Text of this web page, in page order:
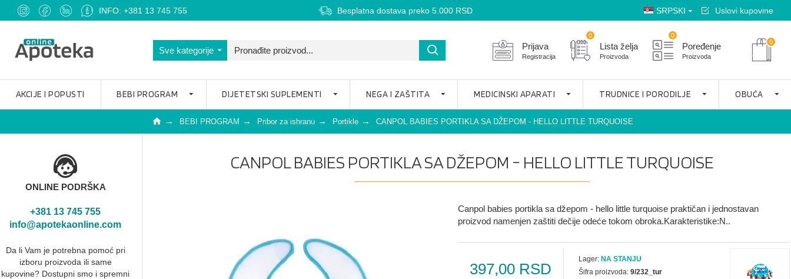
INFO: +381 13 745 755 Besplatna dostava preko 5.000 RSD SRPSKI Uslovi kupovine
Sve kategorije Prijava
Registracija
Lista želja
Proizvoda
0
Poređenje
Proizvoda
0
0
AKCIJE I POPUSTI BEBI PROGRAM DIJETETSKI SUPLEMENTI NEGA I ZAŠTITA MEDICINSKI APARATI TRUDNICE I PORODILJE OBUĆA
BEBI PROGRAM Pribor za ishranu Portikle CANPOL BABIES PORTIKLA SA DŽEPOM - HELLO LITTLE TURQUOISE
ONLINE PODRŠKA
+381 13 745 755
info@apotekaonline.com
Da li Vam je potrebna pomoć pri
izboru proizvoda ili same
kupovine? Dostupni smo i spremni
CANPOL BABIES PORTIKLA SA DŽEPOM - HELLO LITTLE TURQUOISE
Canpol babies portikla sa džepom - hello little turquoise praktičan i jednostavan
proizvod namenjen zaštiti dečije odeće tokom obroka.Karakteristike:N..
397,00 RSD
Lager: NA STANJU
Šifra proizvoda: 9/232_tur